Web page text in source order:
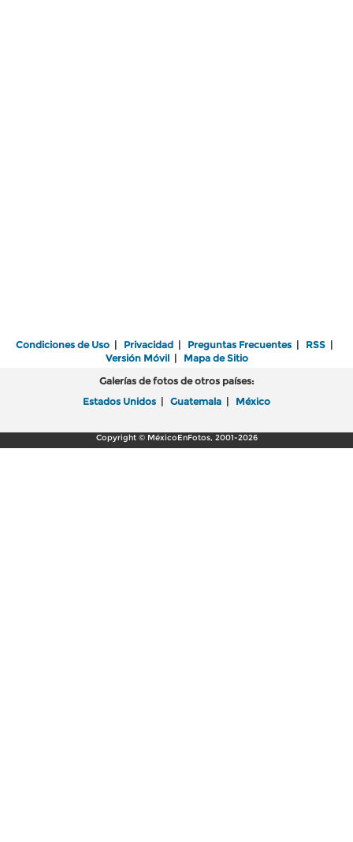
Condiciones de Uso | Privacidad | Preguntas Frecuentes | RSS |
Versión Móvil| Mapa de Sitio
Galerías de fotos de otros países:
Estados Unidos | Guatemala | México
Copyright © MéxicoEnFotos, 2001-2026